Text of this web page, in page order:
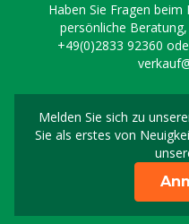
Haben Sie Fragen
persönliche
+49(0)2833 92360
Melden Sie sich zu
Sie als erstes von